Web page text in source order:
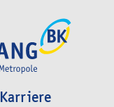
Karriere